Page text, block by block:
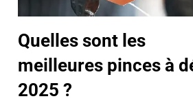
Quelles sont les
meilleures pinces à
2025 ?